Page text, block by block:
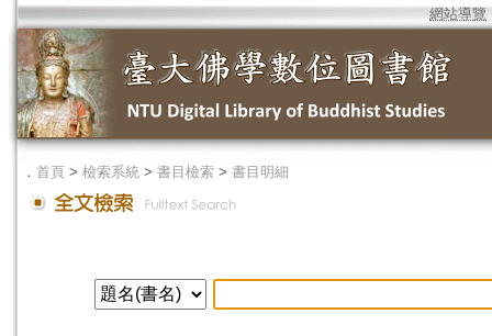
網站導覽
． 首頁 > 檢索系統 > 書目檢索 > 書目明細